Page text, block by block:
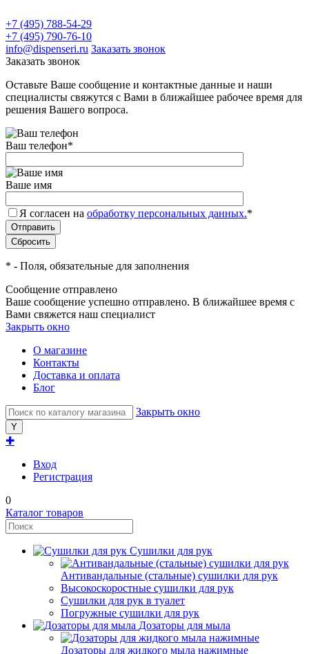
+7 (495) 788-54-29
+7 (495) 790-76-10
info@dispenseri.ru Заказать звонок
Заказать звонок
Оставьте Ваше сообщение и контактные данные и наши
специалисты свяжутся с Вами в ближайшее рабочее время для
решения Вашего вопроса.
Ваш телефон*
Ваше имя
Я согласен на обработку персональных данных.*
* - Поля, обязательные для заполнения
Сообщение отправлено
Ваше сообщение успешно отправлено. В ближайшее время с
Вами свяжется наш специалист
Закрыть окно
О магазине
Контакты
Доставка и оплата
Блог
Закрыть окно
✚
Вход
Регистрация
0
Каталог товаров
Сушилки для рук
Антивандальные (стальные) сушилки для рук
Высокоскоростные сушилки для рук
Сушилки для рук в туалет
Погружные сушилки для рук
Дозаторы для мыла
Дозаторы для жидкого мыла нажимные